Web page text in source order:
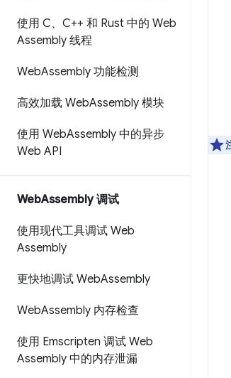
使用 C、C++ 和 Rust 中的 Web
Assembly 线程
WebAssembly 功能检测
高效加载 WebAssembly 模块
使用 WebAssembly 中的异步
Web API
WebAssembly 调试
使用现代工具调试 Web
Assembly
更快地调试 WebAssembly
WebAssembly 内存检查
使用 Emscripten 调试 Web
Assembly 中的内存泄漏